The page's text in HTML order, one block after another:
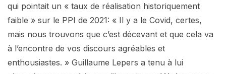
qui pointait un « taux de réalisation historiquement
faible » sur le PPI de 2021: « Il y a le Covid, certes,
mais nous trouvons que c’est décevant et que cela va
à l’encontre de vos discours agréables et
enthousiastes. » Guillaume Lepers a tenu à lui